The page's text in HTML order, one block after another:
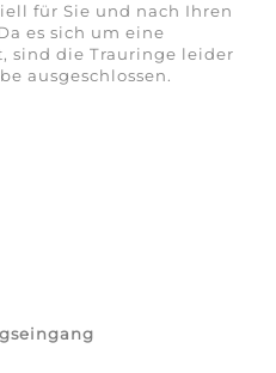
für Sie und nach Ihren
es sich um eine
sind die Trauringe leider
ausgeschlossen.